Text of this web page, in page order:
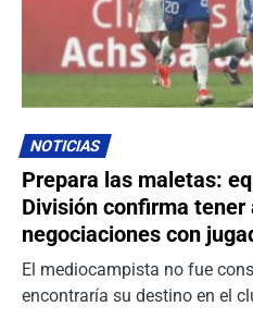
NOTICIAS
Prepara las maletas:
División confirma tener
negociaciones con
El mediocampista no fue
encontraría su destino en el